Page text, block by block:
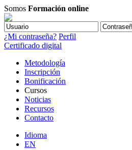
Somos Formación online
¿Mi contraseña? Perfil
Certificado digital
Metodología
Inscripción
Bonificación
Cursos
Noticias
Recursos
Contacto
Idioma
EN